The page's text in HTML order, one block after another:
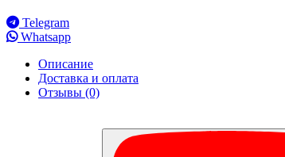
Telegram
Whatsapp
Описание
Доставка и оплата
Отзывы (0)